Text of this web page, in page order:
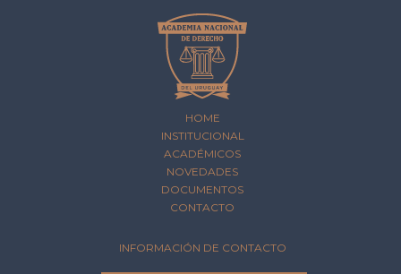
HOME
INSTITUCIONAL
ACADÉMICOS
NOVEDADES
DOCUMENTOS
CONTACTO
INFORMACIÓN DE CONTACTO